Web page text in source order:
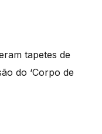
tapetes de
do ‘Corpo de